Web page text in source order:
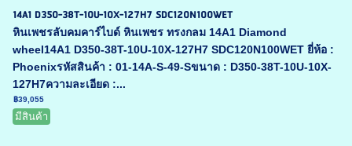
14A1 D350-38T-10U-10X-127H7 SDC120N100WET
หินเพชรลับคมคาร์ไบด์ หินเพชร ทรงกลม 14A1 Diamond
wheel14A1 D350-38T-10U-10X-127H7 SDC120N100WET ยี่ห้อ :
Phoenixรหัสสินค้า : 01-14A-S-49-Sขนาด : D350-38T-10U-10X-
127H7ความละเอียด :...
฿39,055
มีสินค้า